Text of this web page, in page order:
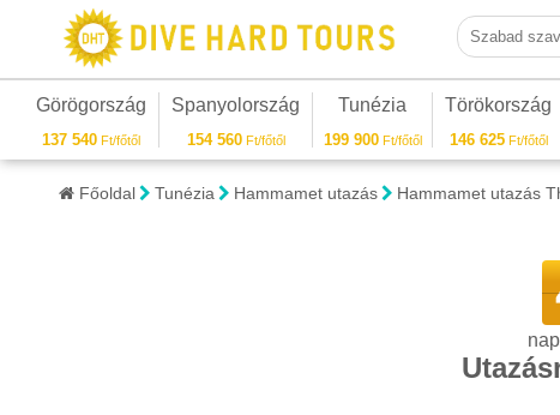
Szabad szavas
Görögország
137 540 Ft/főtől
Spanyolország
154 560Ft/főtől
Tunézia
199 900Ft/főtől
Törökország
146 625Ft/főtől
Főoldal Tunézia Hammamet utazás Hammamet utazás